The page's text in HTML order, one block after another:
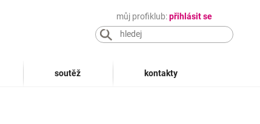
můj profiklub:přihlásit se
soutěž kontakty